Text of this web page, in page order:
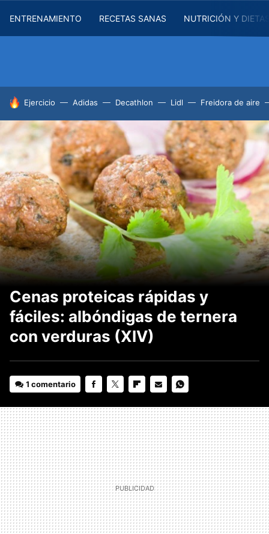
ENTRENAMIENTO RECETAS SANAS NUTRICIÓN Y
HOY SE HABLA DE
Ejercicio Adidas Decathlon Lidl Freidora de aire
Cenas proteicas rápidas y
fáciles: albóndigas de ternera
con verduras (XIV)
1 comentario
MAIL